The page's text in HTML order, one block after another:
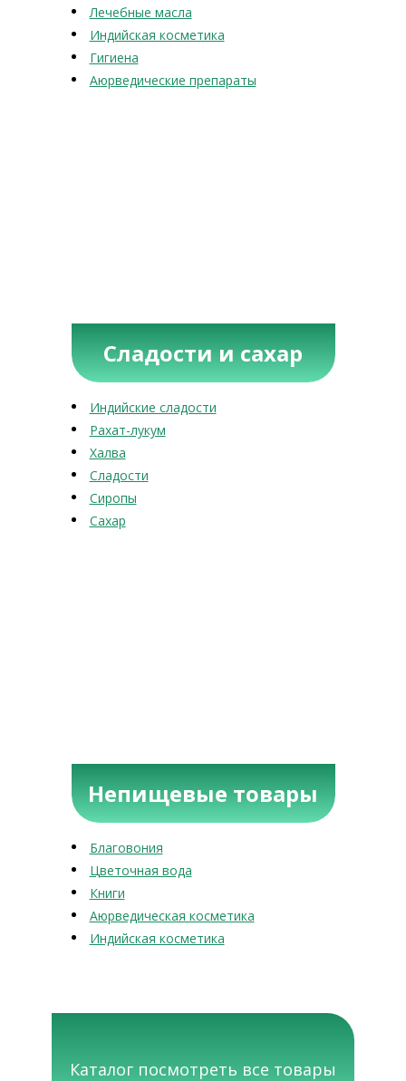
Лечебные масла
Индийская косметика
Гигиена
Аюрведические препараты
Сладости и сахар
Индийские сладости
Рахат-лукум
Халва
Сладости
Сиропы
Сахар
Непищевые товары
Благовония
Цветочная вода
Книги
Аюрведическая косметика
Индийская косметика
Каталог посмотреть все товары